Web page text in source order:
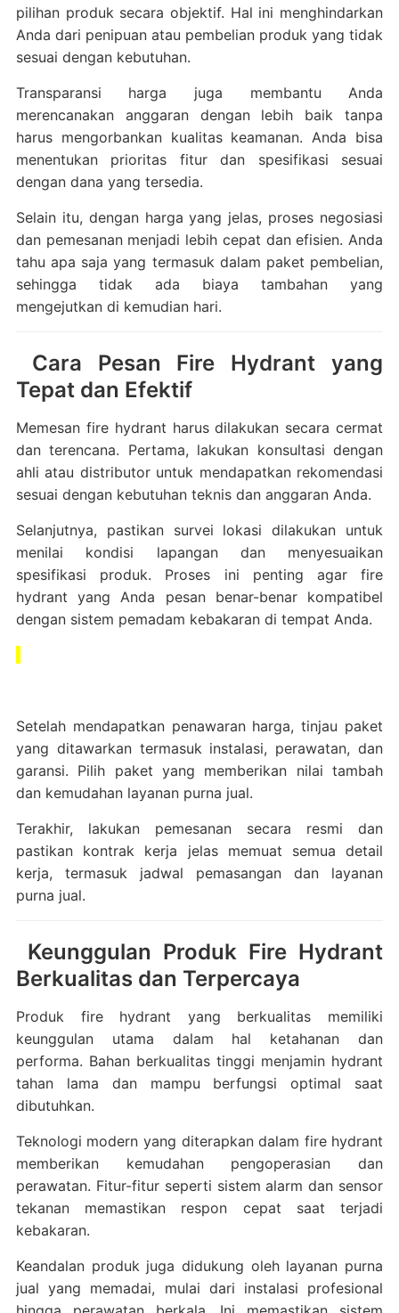
pilihan produk secara objektif. Hal ini menghindarkan
Anda dari penipuan atau pembelian produk yang tidak
sesuai dengan kebutuhan.
Transparansi harga juga membantu Anda
merencanakan anggaran dengan lebih baik tanpa
harus mengorbankan kualitas keamanan. Anda bisa
menentukan prioritas fitur dan spesifikasi sesuai
dengan dana yang tersedia.
Selain itu, dengan harga yang jelas, proses negosiasi
dan pemesanan menjadi lebih cepat dan efisien. Anda
tahu apa saja yang termasuk dalam paket pembelian,
sehingga tidak ada biaya tambahan yang
mengejutkan di kemudian hari.
Cara Pesan Fire Hydrant yang
Tepat dan Efektif
Memesan fire hydrant harus dilakukan secara cermat
dan terencana. Pertama, lakukan konsultasi dengan
ahli atau distributor untuk mendapatkan rekomendasi
sesuai dengan kebutuhan teknis dan anggaran Anda.
Selanjutnya, pastikan survei lokasi dilakukan untuk
menilai kondisi lapangan dan menyesuaikan
spesifikasi produk. Proses ini penting agar fire
hydrant yang Anda pesan benar-benar kompatibel
dengan sistem pemadam kebakaran di tempat Anda.
Setelah mendapatkan penawaran harga, tinjau paket
yang ditawarkan termasuk instalasi, perawatan, dan
garansi. Pilih paket yang memberikan nilai tambah
dan kemudahan layanan purna jual.
Terakhir, lakukan pemesanan secara resmi dan
pastikan kontrak kerja jelas memuat semua detail
kerja, termasuk jadwal pemasangan dan layanan
purna jual.
Keunggulan Produk Fire Hydrant
Berkualitas dan Terpercaya
Produk fire hydrant yang berkualitas memiliki
keunggulan utama dalam hal ketahanan dan
performa. Bahan berkualitas tinggi menjamin hydrant
tahan lama dan mampu berfungsi optimal saat
dibutuhkan.
Teknologi modern yang diterapkan dalam fire hydrant
memberikan kemudahan pengoperasian dan
perawatan. Fitur-fitur seperti sistem alarm dan sensor
tekanan memastikan respon cepat saat terjadi
kebakaran.
Keandalan produk juga didukung oleh layanan purna
jual yang memadai, mulai dari instalasi profesional